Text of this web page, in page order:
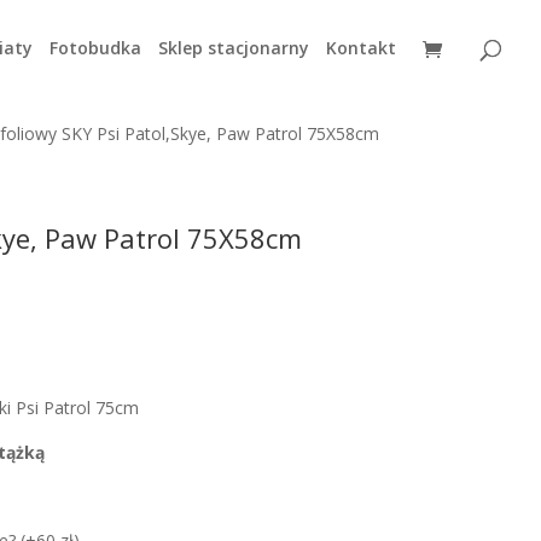
Fotobudka Sklep stacjonarny Kontakt
SKY Psi Patol,Skye, Paw Patrol 75X58cm
Paw Patrol 75X58cm
Psi Patrol 75cm